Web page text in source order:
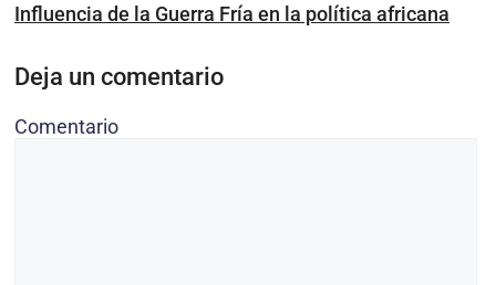
Influencia de la Guerra Fría en la política africana
Deja un comentario
Comentario